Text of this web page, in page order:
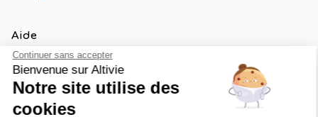
Aide
FAQ
Nous contacter
Convention tiers payant
Continuer sans accepter
Bienvenue sur Altivie
Notre site utilise des
cookies